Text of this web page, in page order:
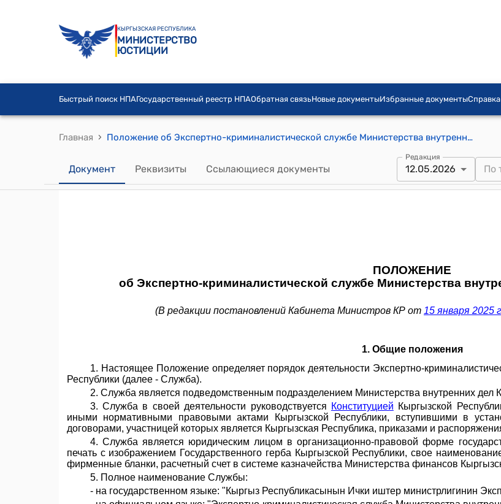
КЫРГЫЗСКАЯ РЕСПУБЛИКА
МИНИСТЕРСТВО
ЮСТИЦИИ
Быстрый поиск НПАГосударственный реестр НПАОбратная связьНовые документыИзбранные документыСправка
Главная › Положение об Экспертно-криминалистической службе Министерства внутренних дел Кыргызской Республики (к постановлению Кабинета Министров КР от 9 августа 2023 года № 398)
Документ Реквизиты Ссылающиеся документы
Редакция
12.05.2026